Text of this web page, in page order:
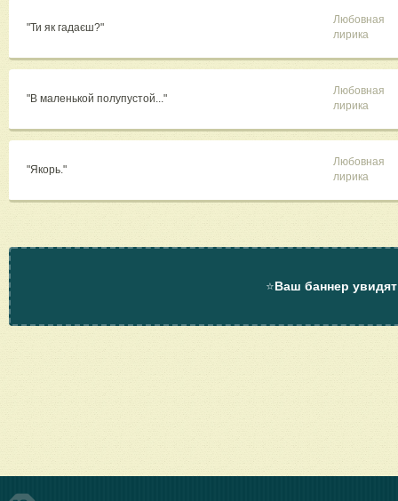
"Ти як гадаєш?"
Любовная
лирика
"В маленькой полупустой..."
Любовная
лирика
"Якорь."
Любовная
лирика
⭐Ваш баннер